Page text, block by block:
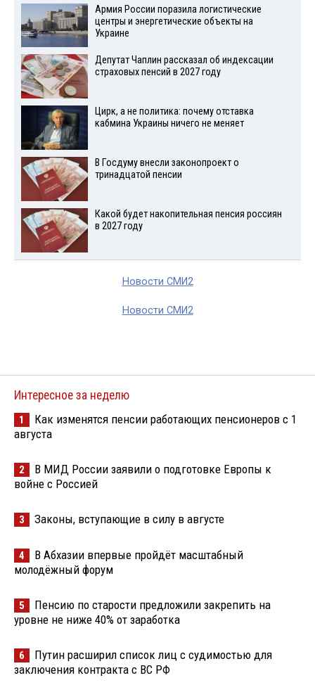
Армия России поразила логистические
центры и энергетические объекты на
Украине
Депутат Чаплин рассказал об индексации
страховых пенсий в 2027 году
Цирк, а не политика: почему отставка
кабмина Украины ничего не меняет
В Госдуму внесли законопроект о
тринадцатой пенсии
Какой будет накопительная пенсия россиян
в 2027 году
Новости СМИ2
Новости СМИ2
Интересное за неделю
1
Как изменятся пенсии работающих пенсионеров с 1
августа
2
В МИД России заявили о подготовке Европы к
войне с Россией
3 Законы, вступающие в силу в августе
4
В Абхазии впервые пройдёт масштабный
молодёжный форум
5
Пенсию по старости предложили закрепить на
уровне не ниже 40% от заработка
6
Путин расширил список лиц с судимостью для
заключения контракта с ВС РФ